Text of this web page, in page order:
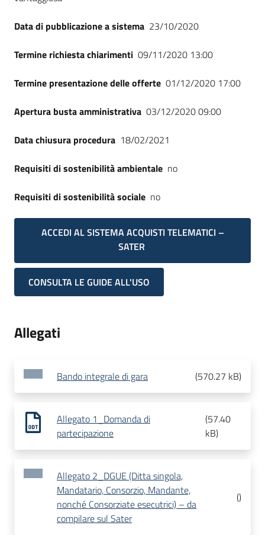
Data di pubblicazione a sistema 23/10/2020
Termine richiesta chiarimenti 09/11/2020 13:00
Termine presentazione delle offerte 01/12/2020 17:00
Apertura busta amministrativa 03/12/2020 09:00
Data chiusura procedura 18/02/2021
Requisiti di sostenibilità ambientale no
Requisiti di sostenibilità sociale no
ACCEDI AL SISTEMA ACQUISTI TELEMATICI –
SATER
CONSULTA LE GUIDE ALL'USO
Allegati
Bando integrale di gara (570.27 kB)
Allegato 1_Domanda di
partecipazione
(57.40
kB)
Allegato 2_DGUE (Ditta singola,
Mandatario, Consorzio, Mandante,
nonché Consorziate esecutrici) – da
compilare sul Sater
()